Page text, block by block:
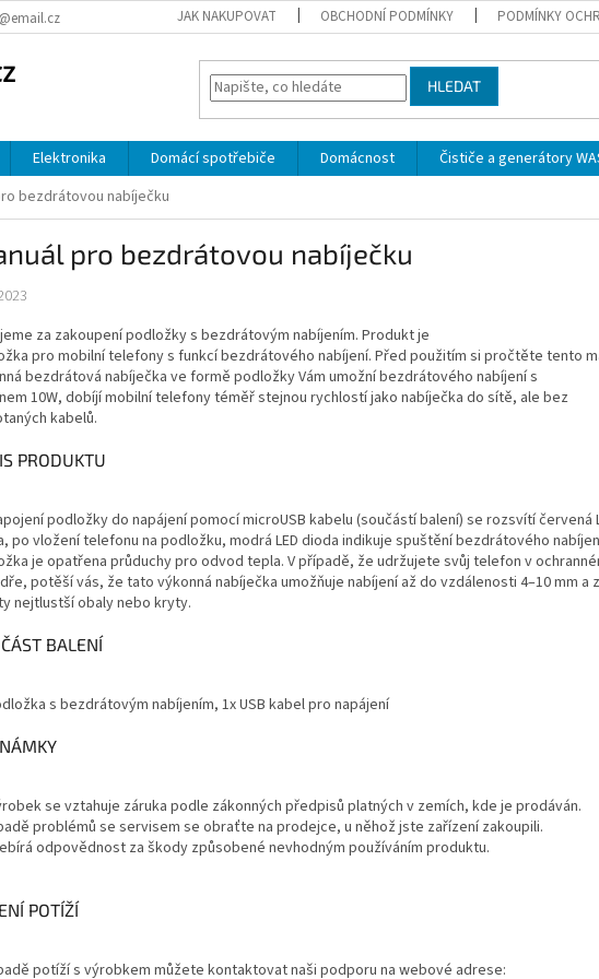
JAK NAKUPOVAT OBCHODNÍ PODMÍNKY PODMÍNKY
HLEDAT
Elektronika Domácí spotřebiče Domácnost
Čističe a generátory
bezdrátovou nabíječku
pro bezdrátovou nabíječku
za zakoupení podložky s bezdrátovým nabíjením. Produkt je
pro mobilní telefony s funkcí bezdrátového nabíjení. Před použitím si pročtěte tento
bezdrátová nabíječka ve formě podložky Vám umožní bezdrátového nabíjení s
10W, dobíjí mobilní telefony téměř stejnou rychlostí jako nabíječka do sítě, ale bez
kabelů.
PRODUKTU
podložky do napájení pomocí microUSB kabelu (součástí balení) se rozsvítí červená
po vložení telefonu na podložku, modrá LED dioda indikuje spuštění bezdrátového
je opatřena průduchy pro odvod tepla. V případě, že udržujete svůj telefon v
potěší vás, že tato výkonná nabíječka umožňuje nabíjení až do vzdálenosti 4–10 mm a
nejtlustší obaly nebo kryty.
BALENÍ
s bezdrátovým nabíjením, 1x USB kabel pro napájení
se vztahuje záruka podle zákonných předpisů platných v zemích, kde je prodáván.
problémů se servisem se obraťte na prodejce, u něhož jste zařízení zakoupili.
odpovědnost za škody způsobené nevhodným používáním produktu.
POTÍŽÍ
potíží s výrobkem můžete kontaktovat naši podporu na webové adrese: